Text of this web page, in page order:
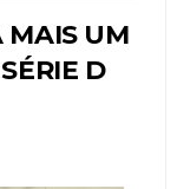
MAIS UM
D